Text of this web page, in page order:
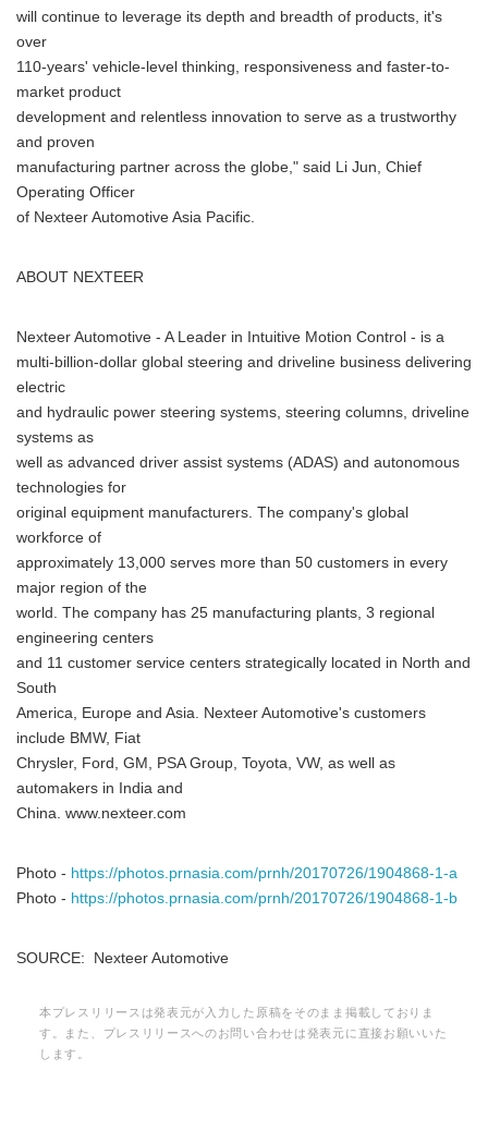
will continue to leverage its depth and breadth of products, it's
over
110-years' vehicle-level thinking, responsiveness and faster-to-
market product
development and relentless innovation to serve as a trustworthy
and proven
manufacturing partner across the globe," said Li Jun, Chief
Operating Officer
of Nexteer Automotive Asia Pacific.
ABOUT NEXTEER
Nexteer Automotive - A Leader in Intuitive Motion Control - is a
multi-billion-dollar global steering and driveline business delivering
electric
and hydraulic power steering systems, steering columns, driveline
systems as
well as advanced driver assist systems (ADAS) and autonomous
technologies for
original equipment manufacturers. The company's global
workforce of
approximately 13,000 serves more than 50 customers in every
major region of the
world. The company has 25 manufacturing plants, 3 regional
engineering centers
and 11 customer service centers strategically located in North and
South
America, Europe and Asia. Nexteer Automotive's customers
include BMW, Fiat
Chrysler, Ford, GM, PSA Group, Toyota, VW, as well as
automakers in India and
China. www.nexteer.com
Photo - https://photos.prnasia.com/prnh/20170726/1904868-1-a
Photo - https://photos.prnasia.com/prnh/20170726/1904868-1-b
SOURCE: Nexteer Automotive
本プレスリリースは発表元が入力した原稿をそのまま掲載しておりま
す。また、プレスリリースへのお問い合わせは発表元に直接お願いいた
します。